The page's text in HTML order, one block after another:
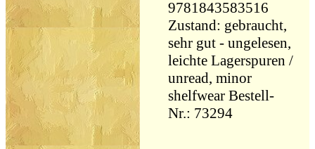
9781843583516
Zustand: gebraucht,
sehr gut - ungelesen,
leichte Lagerspuren /
unread, minor
shelfwear Bestell-
Nr.: 73294